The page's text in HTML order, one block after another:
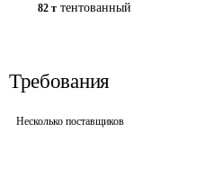
82 т тентованный
Требования
Несколько поставщиков